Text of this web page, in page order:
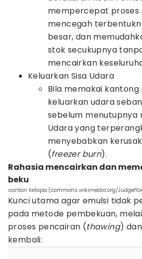
mempercepat proses
mencegah
besar, dan
stok secukupnya
mencairkan
Keluarkan Sisa Udara
Bila memakai
keluarkan udara
sebelum
Udara yang
menyebabkan
(freezer burn).
Rahasia mencairkan dan
beku
santan kelapa (commons.wikimedia.org/
Kunci utama agar emulsi tidak
pada metode pembekuan,
proses pencairan (thawing)
kembali: